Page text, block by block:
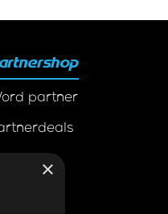
partner
×